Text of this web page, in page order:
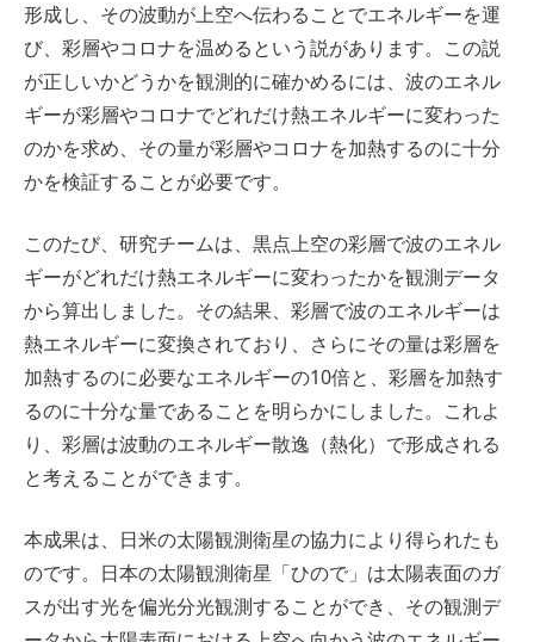
形成し、その波動が上空へ伝わることでエネルギーを運
び、彩層やコロナを温めるという説があります。この説
が正しいかどうかを観測的に確かめるには、波のエネル
ギーが彩層やコロナでどれだけ熱エネルギーに変わった
のかを求め、その量が彩層やコロナを加熱するのに十分
かを検証することが必要です。
このたび、研究チームは、黒点上空の彩層で波のエネル
ギーがどれだけ熱エネルギーに変わったかを観測データ
から算出しました。その結果、彩層で波のエネルギーは
熱エネルギーに変換されており、さらにその量は彩層を
加熱するのに必要なエネルギーの10倍と、彩層を加熱す
るのに十分な量であることを明らかにしました。これよ
り、彩層は波動のエネルギー散逸（熱化）で形成される
と考えることができます。
本成果は、日米の太陽観測衛星の協力により得られたも
のです。日本の太陽観測衛星「ひので」は太陽表面のガ
スが出す光を偏光分光観測することができ、その観測デ